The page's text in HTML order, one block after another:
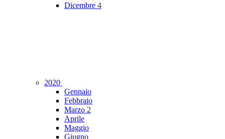
Dicembre 4
2020
Gennaio
Febbraio
Marzo 2
Aprile
Maggio
Giugno